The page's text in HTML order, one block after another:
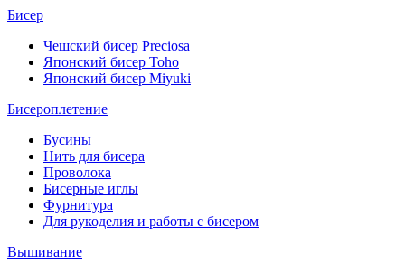
Бисер
Чешский бисер Preciosa
Японский бисер Toho
Японский бисер Miyuki
Бисероплетение
Бусины
Нить для бисера
Проволока
Бисерные иглы
Фурнитура
Для рукоделия и работы с бисером
Вышивание